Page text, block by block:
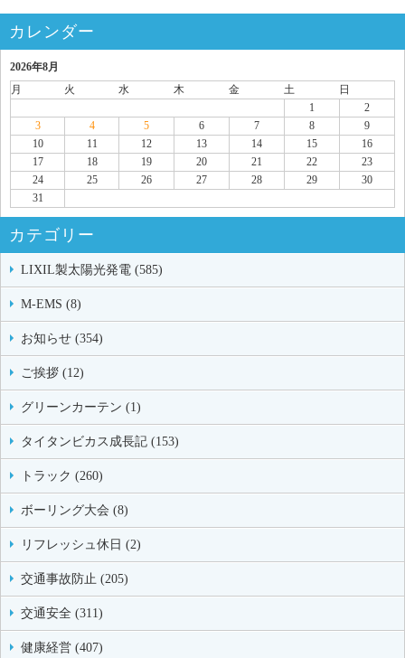
カレンダー
2026年8月
月
火 水 木 金 土
日
1
2
3
4 5 6 7 8
9
10
11 12 13 14 15
16
17
18 19 20 21 22
23
24
25 26 27 28 29
30
31
カテゴリー
LIXIL製太陽光発電 (585)
M-EMS (8)
お知らせ (354)
ご挨拶 (12)
グリーンカーテン (1)
タイタンビカス成長記 (153)
トラック (260)
ボーリング大会 (8)
リフレッシュ休日 (2)
交通事故防止 (205)
交通安全 (311)
健康経営 (407)